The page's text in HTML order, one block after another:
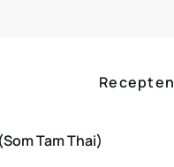
Recepten
Tam Thai)